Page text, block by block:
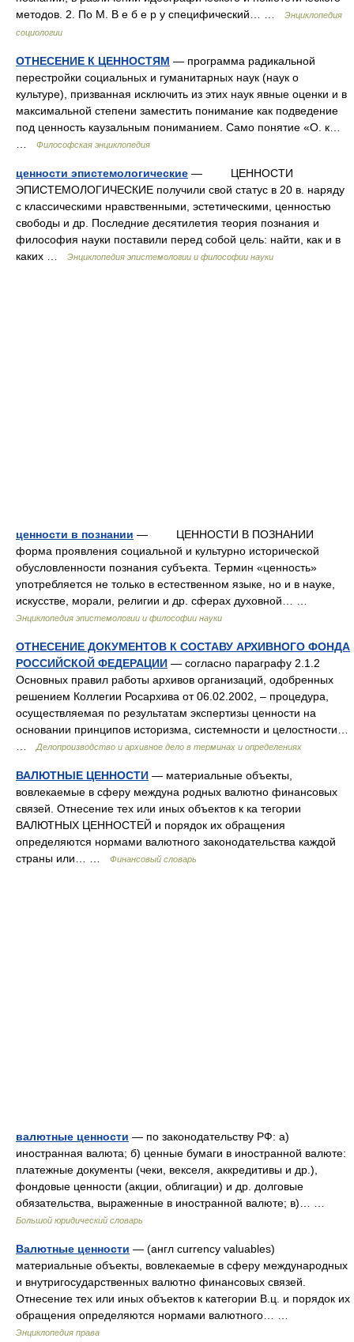
методов. 2. По М. В е б е p у специфический… …
Энциклопедия
социологии
ОТНЕСЕНИЕ К ЦЕННОСТЯМ — программа радикальной
перестройки социальных и гуманитарных наук (наук о
культуре), призванная исключить из этих наук явные оценки и в
максимальной степени заместить понимание как подведение
под ценность каузальным пониманием. Само понятие «О. к…
Философская энциклопедия
ценности эпистемологические — ЦЕННОСТИ
ЭПИСТЕМОЛОГИЧЕСКИЕ получили свой статус в 20 в. наряду
с классическими нравственными, эстетическими, ценностью
свободы и др. Последние десятилетия теория познания и
философия науки поставили перед собой цель: найти, как и в
каких …
Энциклопедия эпистемологии и философии науки
ценности в познании — ЦЕННОСТИ В ПОЗНАНИИ
форма проявления социальной и культурно исторической
обусловленности познания субъекта. Термин «ценность»
употребляется не только в естественном языке, но и в науке,
искусстве, морали, религии и др. сферах духовной… …
Энциклопедия эпистемологии и философии науки
ОТНЕСЕНИЕ ДОКУМЕНТОВ К СОСТАВУ АРХИВНОГО ФОНДА
РОССИЙСКОЙ ФЕДЕРАЦИИ — согласно параграфу 2.1.2
Основных правил работы архивов организаций, одобренных
решением Коллегии Росархива от 06.02.2002, – процедура,
осуществляемая по результатам экспертизы ценности на
основании принципов историзма, системности и целостности…
Делопроизводство и архивное дело в терминах и определениях
ВАЛЮТНЫЕ ЦЕННОСТИ — материальные объекты,
вовлекаемые в сферу междуна родных валютно финансовых
связей. Отнесение тех или иных объектов к ка тегории
ВАЛЮТНЫХ ЦЕННОСТЕЙ и порядок их обращения
определяются нормами валютного законодательства каждой
страны или… …
Финансовый словарь
валютные ценности — по законодательству РФ: а)
иностранная валюта; б) ценные бумаги в иностранной валюте:
платежные документы (чеки, векселя, аккредитивы и др.),
фондовые ценности (акции, облигации) и др. долговые
обязательства, выраженные в иностранной валюте; в)… …
Большой юридический словарь
Валютные ценности — (англ currency valuables)
материальные объекты, вовлекаемые в сферу международных
и внутригосударственных валютно финансовых связей.
Отнесение тех или иных объектов к категории В.ц. и порядок их
обращения определяются нормами валютного… …
Энциклопедия права